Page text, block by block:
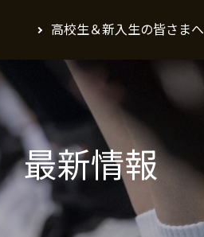
高校生＆新入生の皆さまへ
最新情報